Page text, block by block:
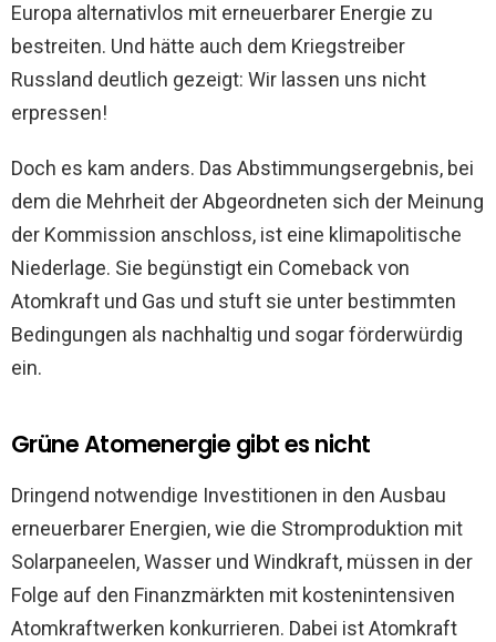
Europa alternativlos mit erneuerbarer Energie zu
bestreiten. Und hätte auch dem Kriegstreiber
Russland deutlich gezeigt: Wir lassen uns nicht
erpressen!
Doch es kam anders. Das Abstimmungsergebnis, bei
dem die Mehrheit der Abgeordneten sich der Meinung
der Kommission anschloss, ist eine klimapolitische
Niederlage. Sie begünstigt ein Comeback von
Atomkraft und Gas und stuft sie unter bestimmten
Bedingungen als nachhaltig und sogar förderwürdig
ein.
Grüne Atomenergie gibt es nicht
Dringend notwendige Investitionen in den Ausbau
erneuerbarer Energien, wie die Stromproduktion mit
Solarpaneelen, Wasser und Windkraft, müssen in der
Folge auf den Finanzmärkten mit kostenintensiven
Atomkraftwerken konkurrieren. Dabei ist Atomkraft